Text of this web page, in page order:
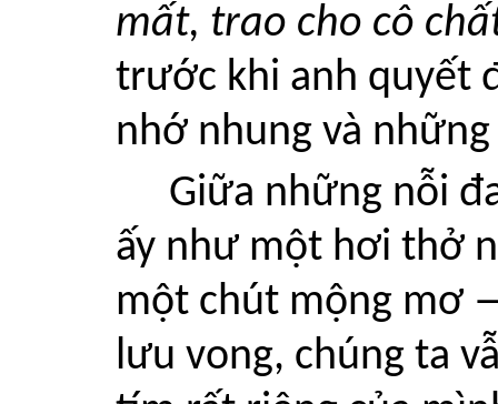
mất, trao cho cô
trước khi anh quyết
nhớ nhung và
Giữa những nỗi
ấy như một hơi thở
một chút mộng mơ
lưu vong, chúng ta